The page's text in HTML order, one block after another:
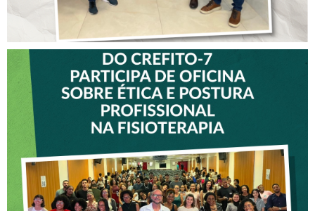
VICE-PRESIDENTE DO
CREFITO-7 PARTICIPA DE
OFICINA SOBRE ÉTICA E
POSTURA PROFISSIONAL
NA FISIOTERAPIA